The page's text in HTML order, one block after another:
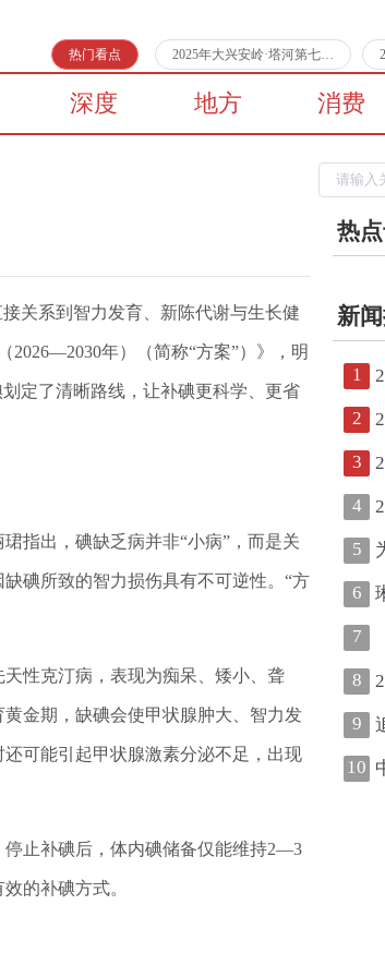
热门看点 2025年大兴安岭·塔河第七届全国森
深度 地方 消费
关系到智力发育、新陈代谢与生长健
2026—2030年）（简称“方案”）》，明
定了清晰路线，让补碘更科学、更省
指出，碘缺乏病并非“小病”，而是关
碘所致的智力损伤具有不可逆性。“方
性克汀病，表现为痴呆、矮小、聋
金期，缺碘会使甲状腺肿大、智力发
可能引起甲状腺激素分泌不足，出现
止补碘后，体内碘储备仅能维持2—3
的补碘方式。
热
新
1
2
3
4
5
6
7
8
9
10